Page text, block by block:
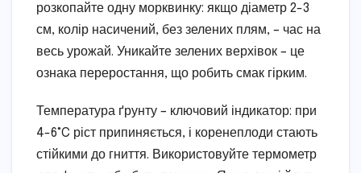
розкопайте одну морквинку: якщо діаметр 2-3
см, колір насичений, без зелених плям, – час на
весь урожай. Уникайте зелених верхівок – це
ознака переростання, що робить смак гірким.
Температура ґрунту – ключовий індикатор: при
4-6°C ріст припиняється, і коренеплоди стають
стійкими до гниття. Використовуйте термометр